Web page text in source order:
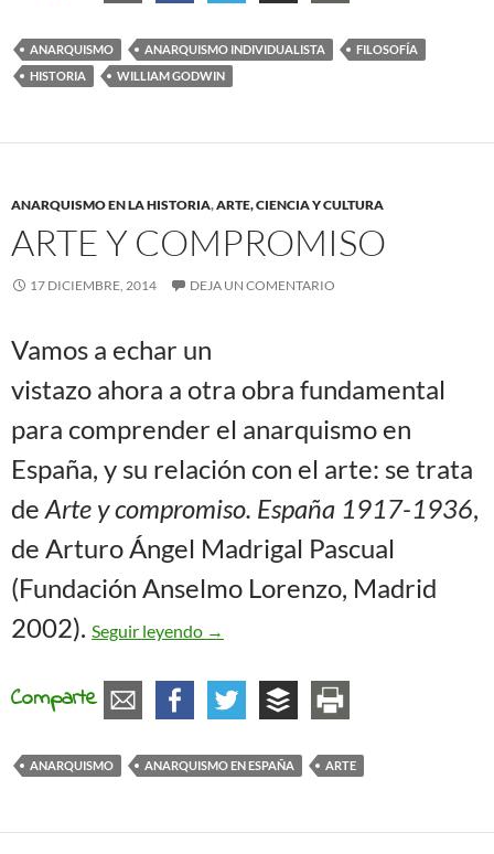
ANARQUISMO ANARQUISMO INDIVIDUALISTA
FILOSOFÍA
HISTORIA
WILLIAM GODWIN
ANARQUISMO EN LA HISTORIA,ARTE, CIENCIA Y CULTURA
ARTE Y COMPROMISO
17 DICIEMBRE, 2014 DEJA UN COMENTARIO
Vamos a echar un
vistazo ahora a otra obra fundamental
para comprender el anarquismo en
España, y su relación con el arte: se trata
de Arte y compromiso. España 1917-1936,
de Arturo Ángel Madrigal Pascual
(Fundación Anselmo Lorenzo, Madrid
2002). Seguir leyendo →
Comparte
ANARQUISMO ANARQUISMO EN ESPAÑA ARTE